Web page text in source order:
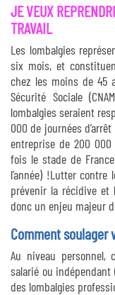
JE VEUX
TRAVAIL
Les lombalgies
six mois, et
chez les moins de 45
Sécurité Sociale
lombalgies seraient
000 de journées
entreprise de 200
fois le stade de
l’année) !Lutter
prévenir la récidive et
donc un enjeu majeur
Comment soulager
Au niveau personnel,
salarié ou indépendant
des lombalgies